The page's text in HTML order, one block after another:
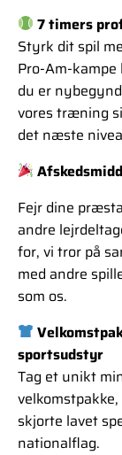
7 timers
Styrk dit spil
Pro-Am-
du er
vores træning
det næste
Fejr dine
andre
for, vi tror på
med andre
som os.
sportsudstyr
Tag et unikt
skjorte lavet
nationalflag.